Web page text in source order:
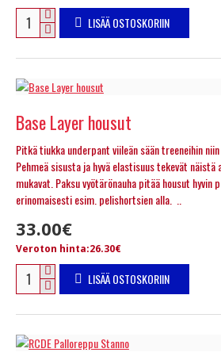
LISÄÄ OSTOSKORIIN
Base Layer housut
Pitkä tiukka underpant viileän sään treeneihin
Pehmeä sisusta ja hyvä elastisuus tekevät
mukavat. Paksu vyötärönauha pitää housut hyvin
erinomaisesti esim. pelishortsien alla. ..
33.00€
Veroton hinta:26.30€
LISÄÄ OSTOSKORIIN